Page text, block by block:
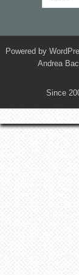
Powered by
Andrea
Since